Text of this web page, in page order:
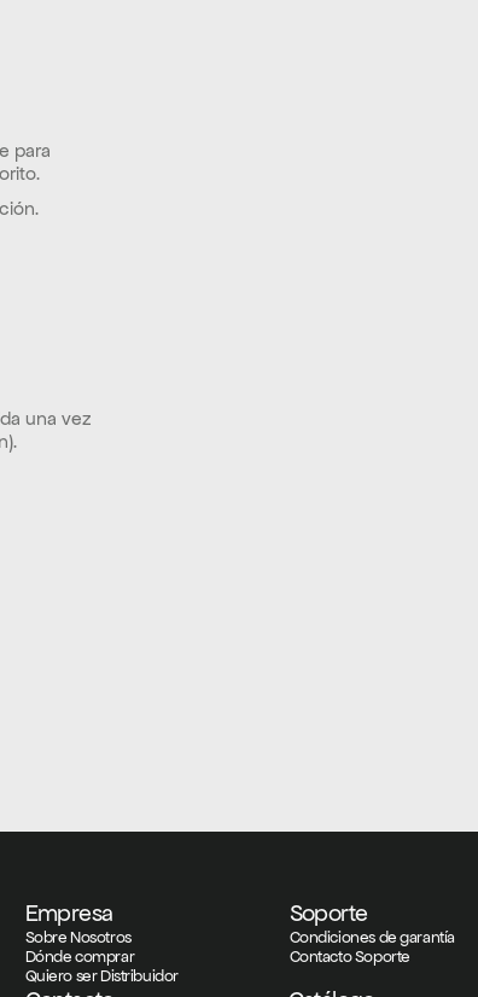
para
una vez
Empresa
Sobre Nosotros
Dónde comprar
Quiero ser Distribuidor
Soporte
Condiciones de garantía
Contacto Soporte